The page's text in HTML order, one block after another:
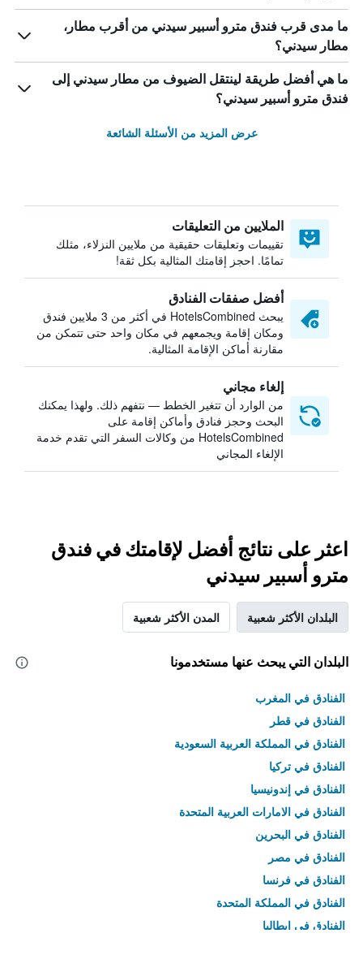
ما مدى قرب فندق مترو أسبير سيدني من أقرب مطار،
مطار سيدني؟
ما هي أفضل طريقة لينتقل الضيوف من مطار سيدني إلى
فندق مترو أسبير سيدني؟
عرض المزيد من الأسئلة الشائعة
الملايين من التعليقات
تقييمات وتعليقات حقيقية من ملايين النزلاء، مثلك
تمامًا. احجز إقامتك المثالية بكل ثقة!
أفضل صفقات الفنادق
يبحث HotelsCombined في أكثر من 3 ملايين فندق
ومكان إقامة ويجمعهم في مكان واحد حتى تتمكن من
مقارنة أماكن الإقامة المثالية.
إلغاء مجاني
من الوارد أن تتغير الخطط — نتفهم ذلك. ولهذا يمكنك
البحث وحجز فنادق وأماكن إقامة على
HotelsCombined من وكالات السفر التي تقدم خدمة
الإلغاء المجاني
اعثر على نتائج أفضل لإقامتك في فندق
مترو أسبير سيدني
البلدان الأكثر شعبية المدن الأكثر شعبية
البلدان التي يبحث عنها مستخدمونا
الفنادق في المغرب
الفنادق في قطر
الفنادق في المملكة العربية السعودية
الفنادق في تركيا
الفنادق في إندونيسيا
الفنادق في الامارات العربية المتحدة
الفنادق في البحرين
الفنادق في مصر
الفنادق في فرنسا
الفنادق في المملكة المتحدة
الفنادق في إيطاليا